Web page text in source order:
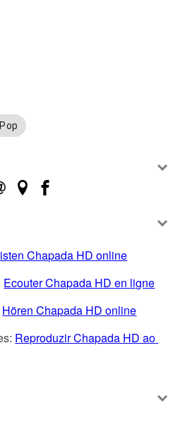
Pop
Chapada HD online
Ecouter Chapada HD en ligne
Hören Chapada HD online
Reproduzir Chapada HD ao